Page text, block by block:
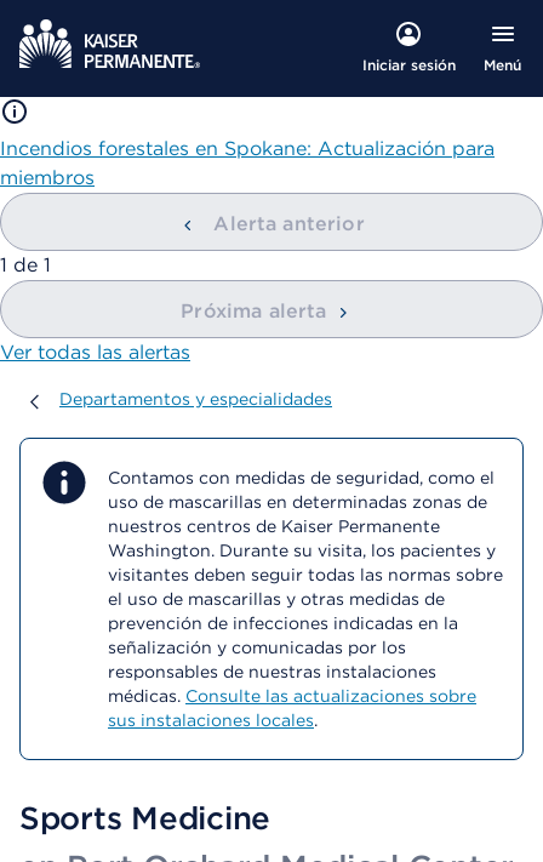
Iniciar sesión Menú
Incendios forestales en Spokane: Actualización para
miembros
Alerta anterior
mostrando
1 de 1
Próxima alerta
Ver todas las alertas
Departamentos y especialidades
Departamentos y especialidades
Contamos con medidas de seguridad, como el
uso de mascarillas en determinadas zonas de
nuestros centros de Kaiser Permanente
Washington. Durante su visita, los pacientes y
visitantes deben seguir todas las normas sobre
el uso de mascarillas y otras medidas de
prevención de infecciones indicadas en la
señalización y comunicadas por los
responsables de nuestras instalaciones
médicas. Consulte las actualizaciones sobre
sus instalaciones locales.
Sports Medicine